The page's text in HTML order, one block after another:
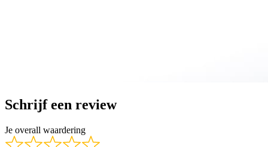
Schrijf een review
Je overall waardering